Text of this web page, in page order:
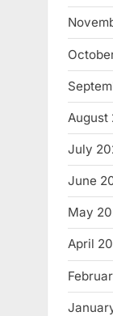
August
July
June
May
April